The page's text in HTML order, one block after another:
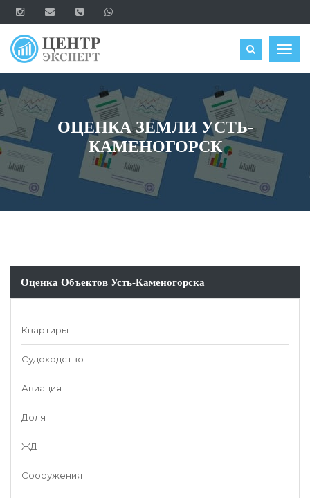
ОЦЕНИТЬ
ОЦЕНКА ЗЕМЛИ УСТЬ-
КАМЕНОГОРСК
Оценка Объектов Усть-Каменогорска
Квартиры
Судоходство
Авиация
Доля
ЖД
Сооружения